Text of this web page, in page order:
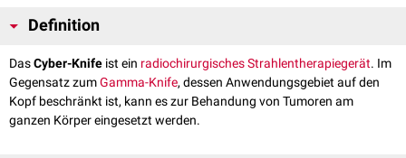
Definition
DasCyber-Knife ist ein radiochirurgischesStrahlentherapiegerät. Im
Gegensatz zumGamma-Knife, dessen Anwendungsgebiet auf den
Kopf beschränkt ist, kann es zur Behandung von Tumoren am
ganzen Körper eingesetzt werden.